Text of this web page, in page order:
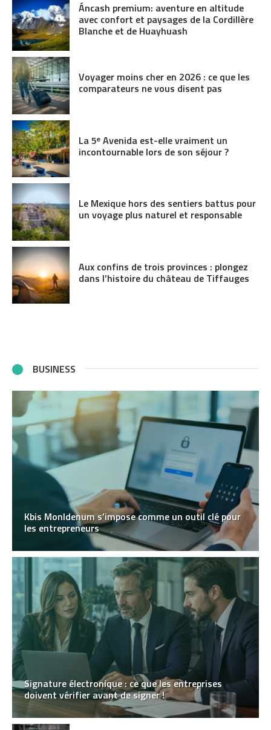
Áncash premium: aventure en altitude
avec confort et paysages de la Cordillère
Blanche et de Huayhuash
Voyager moins cher en 2026 : ce que les
comparateurs ne vous disent pas
La 5ᵉ Avenida est-elle vraiment un
incontournable lors de son séjour ?
Le Mexique hors des sentiers battus pour
un voyage plus naturel et responsable
Aux confins de trois provinces : plongez
dans l’histoire du château de Tiffauges
BUSINESS
Kbis MonIdenum s’impose comme un outil clé pour
les entrepreneurs
Signature électronique : ce que les entreprises
doivent vérifier avant de signer !